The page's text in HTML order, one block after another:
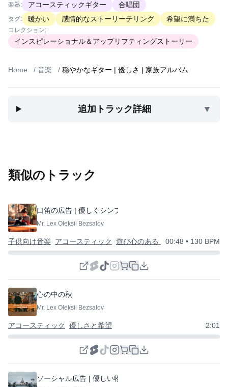
楽器: アコースティックギター 合唱団
タグ: 暖かい 感情的なストーリーテリング 希望に満ちた
コレクション:
インスピレーショナル＆アップリフティングストーリー
Home / 音楽 / 穏やかなギター | 優しさ | 家族アルバム
追加トラック詳細 ▼
類似のトラック
口笛の広告 | 優しくシンプル
Mr. Lex Oleksii Bezsalov
子供向け音楽 アコースティック 遊び心のある | 風変わりな | 幸せな
00:48 • 130 BPM
心の中の秋
Mr. Lex Oleksii Bezsalov
アコースティック 優しさと希望 2:01
ソーシャル広告 | 優しい物語